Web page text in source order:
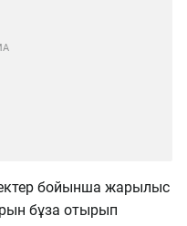
бойынша жарылыс
бұза отырып